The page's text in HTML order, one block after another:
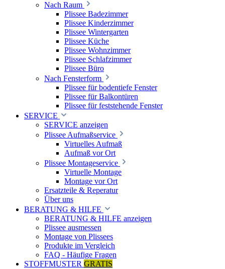
Nach Raum
Plissee Badezimmer
Plissee Kinderzimmer
Plissee Wintergarten
Plissee Küche
Plissee Wohnzimmer
Plissee Schlafzimmer
Plissee Büro
Nach Fensterform
Plissee für bodentiefe Fenster
Plissee für Balkontüren
Plissee für feststehende Fenster
SERVICE
SERVICE anzeigen
Plissee Aufmaßservice
Virtuelles Aufmaß
Aufmaß vor Ort
Plissee Montageservice
Virtuelle Montage
Montage vor Ort
Ersatzteile & Reperatur
Über uns
BERATUNG & HILFE
BERATUNG & HILFE anzeigen
Plissee ausmessen
Montage von Plissees
Produkte im Vergleich
FAQ - Häufige Fragen
STOFFMUSTER GRATIS